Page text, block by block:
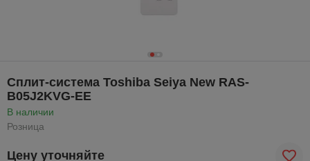
Сплит-система Toshiba Seiya New RAS-
B05J2KVG-EE
В наличии
Розница
Цену уточняйте